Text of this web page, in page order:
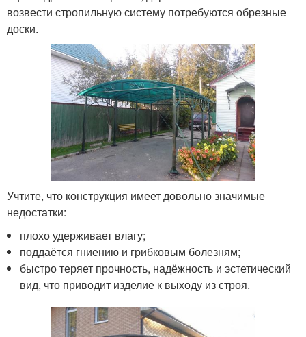
возвести стропильную систему потребуются обрезные
доски.
Учтите, что конструкция имеет довольно значимые
недостатки:
плохо удерживает влагу;
поддаётся гниению и грибковым болезням;
быстро теряет прочность, надёжность и эстетический
вид, что приводит изделие к выходу из строя.